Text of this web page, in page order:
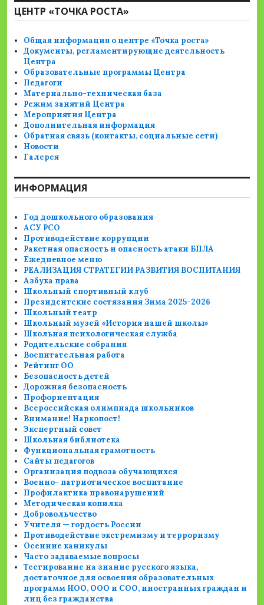
ЦЕНТР «ТОЧКА РОСТА»
Общая информация о центре «Точка роста»
Документы, регламентирующие деятельность
Центра
Образовательные программы Центра
Педагоги
Материально-техническая база
Режим занятий Центра
Мероприятия Центра
Дополнительная информация
Обратная связь (контакты, социальные сети)
Новости
Галерея
ИНФОРМАЦИЯ
Год дошкольного образования
АСУ РСО
Противодействие коррупции
Ракетная опасность и опасность атаки БПЛА
Ежедневное меню
РЕАЛИЗАЦИЯ СТРАТЕГИИ РАЗВИТИЯ ВОСПИТАНИЯ
Азбука права
Школьный спортивный клуб
Президентские состязания Зима 2025-2026
Школьный театр
Школьный музей «История нашей школы»
Школьная психологическая служба
Родительские собрания
Воспитательная работа
Рейтинг ОО
Безопасность детей
Дорожная безопасность
Профориентация
Всероссийская олимпиада школьников
Внимание! Наркопост!
Экспертный совет
Школьная библиотека
Функциональная грамотность
Сайты педагогов
Организация подвоза обучающихся
Военно- патриотическое воспитание
Профилактика правонарушений
Методическая копилка
Добровольчество
Учителя — гордость России
Противодействие экстремизму и терроризму
Осенние каникулы
Часто задаваемые вопросы
Тестирование на знание русского языка,
достаточное для освоения образовательных
программ НОО, ООО и СОО, иностранных граждан и
лиц без гражданства